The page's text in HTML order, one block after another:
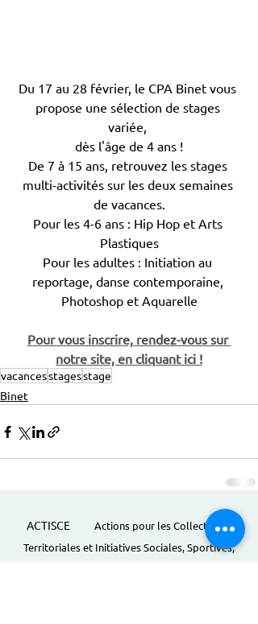
Du 17 au 28 février, le CPA Binet vous
propose une sélection de stages
variée,
dès l'âge de 4 ans !
De 7 à 15 ans, retrouvez les stages
multi-activités sur les deux semaines
de vacances.
Pour les 4-6 ans : Hip Hop et Arts
Plastiques
Pour les adultes : Initiation au
reportage, danse contemporaine,
Photoshop et Aquarelle
Pour vous inscrire, rendez-vous sur
notre site, en cliquant ici !
vacancesstagesstage
Binet
ACTISCE
Actions pour les Collectivités
Territoriales et Initiatives Sociales, Sportives,